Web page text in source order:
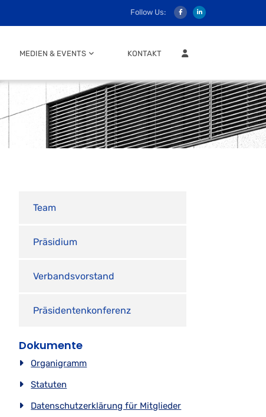
Follow Us:
MEDIEN & EVENTS KONTAKT MITGLIEDER LOGIN
Team
Präsidium
Verbandsvorstand
Präsidentenkonferenz
Dokumente
Organigramm
Statuten
Datenschutzerklärung für Mitglieder